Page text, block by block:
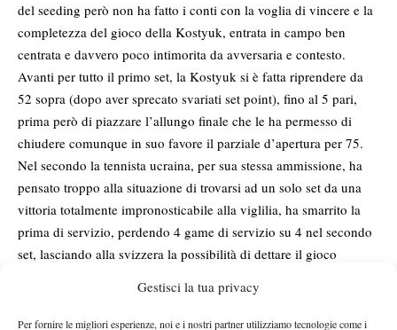
Gestisci la tua privacy
Per fornire le migliori esperienze, noi e i nostri partner utilizziamo tecnologie come i
del seeding però non ha fatto i conti con la voglia di vincere e la
completezza del gioco della Kostyuk, entrata in campo ben
centrata e davvero poco intimorita da avversaria e contesto.
Avanti per tutto il primo set, la Kostyuk si è fatta riprendere da
52 sopra (dopo aver sprecato svariati set point), fino al 5 pari,
prima però di piazzare l’allungo finale che le ha permesso di
chiudere comunque in suo favore il parziale d’apertura per 75.
Nel secondo la tennista ucraina, per sua stessa ammissione, ha
pensato troppo alla situazione di trovarsi ad un solo set da una
vittoria totalmente impronosticabile alla viglilia, ha smarrito la
prima di servizio, perdendo 4 game di servizio su 4 nel secondo
set, lasciando alla svizzera la possibilità di dettare il gioco
però riuscita a ritrovare il servizio e la profondità dei colpi per
tornare a far correre Rebeka, migliorata nella tenuta fisica ma